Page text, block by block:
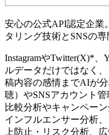
安心の公式API認定企業
タリング技術とSNSの
InstagramやTwitter(X)*、
ルデータだけではなく
稿内容の感情までAIが
聴）やSNSアカウント
比較分析やキャンペー
インフルエンサー分析
上防止・リスク分析、